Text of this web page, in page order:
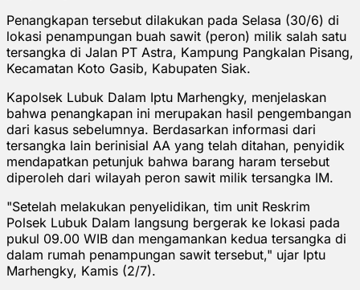
Penangkapan tersebut dilakukan pada Selasa (30/6) di
lokasi penampungan buah sawit (peron) milik salah satu
tersangka di Jalan PT Astra, Kampung Pangkalan Pisang,
Kecamatan Koto Gasib, Kabupaten Siak.
Kapolsek Lubuk Dalam Iptu Marhengky, menjelaskan
bahwa penangkapan ini merupakan hasil pengembangan
dari kasus sebelumnya. Berdasarkan informasi dari
tersangka lain berinisial AA yang telah ditahan, penyidik
mendapatkan petunjuk bahwa barang haram tersebut
diperoleh dari wilayah peron sawit milik tersangka IM.
"Setelah melakukan penyelidikan, tim unit Reskrim
Polsek Lubuk Dalam langsung bergerak ke lokasi pada
pukul 09.00 WIB dan mengamankan kedua tersangka di
dalam rumah penampungan sawit tersebut," ujar Iptu
Marhengky, Kamis (2/7).